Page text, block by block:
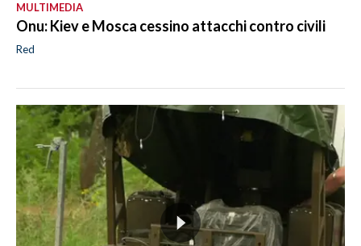
MULTIMEDIA
Onu: Kiev e Mosca cessino attacchi contro civili
Red